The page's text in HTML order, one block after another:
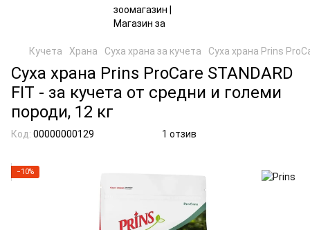
Кучета Храна Суха храна за кучета Суха храна Prins
Суха храна Prins ProCare STANDARD
FIT - за кучета от средни и големи
породи, 12 кг
Код: 00000000129 1 отзив
−10%